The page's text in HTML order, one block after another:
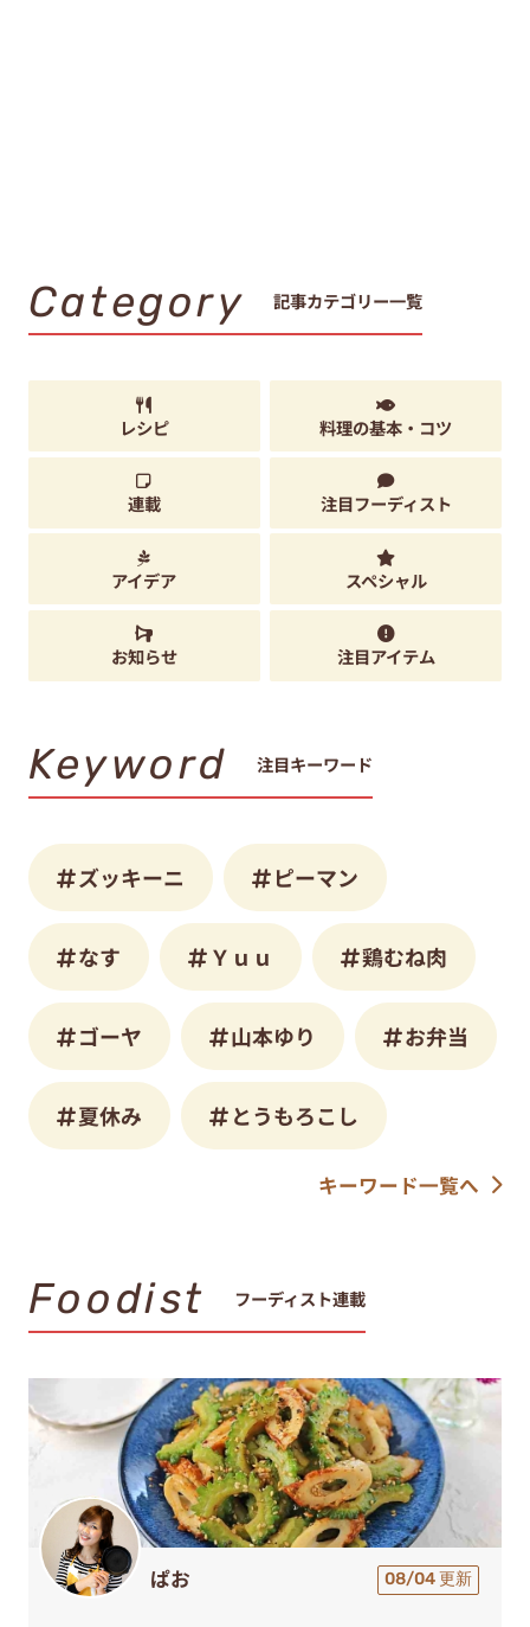
Category 記事カテゴリー一覧
レシピ 料理の基本・コツ
連載 注目フーディスト
アイデア スペシャル
お知らせ 注目アイテム
Keyword 注目キーワード
ズッキーニ ピーマン
なす Ｙｕｕ 鶏むね肉
ゴーヤ 山本ゆり お弁当
夏休み とうもろこし
キーワード一覧へ
Foodist フーディスト連載
ぱお 08/04 更新